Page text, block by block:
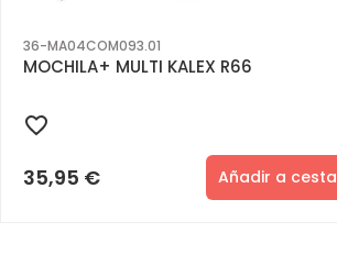
36-MA04COM093.01
MOCHILA+ MULTI KALEX R66
35,95 € Añadir a cesta